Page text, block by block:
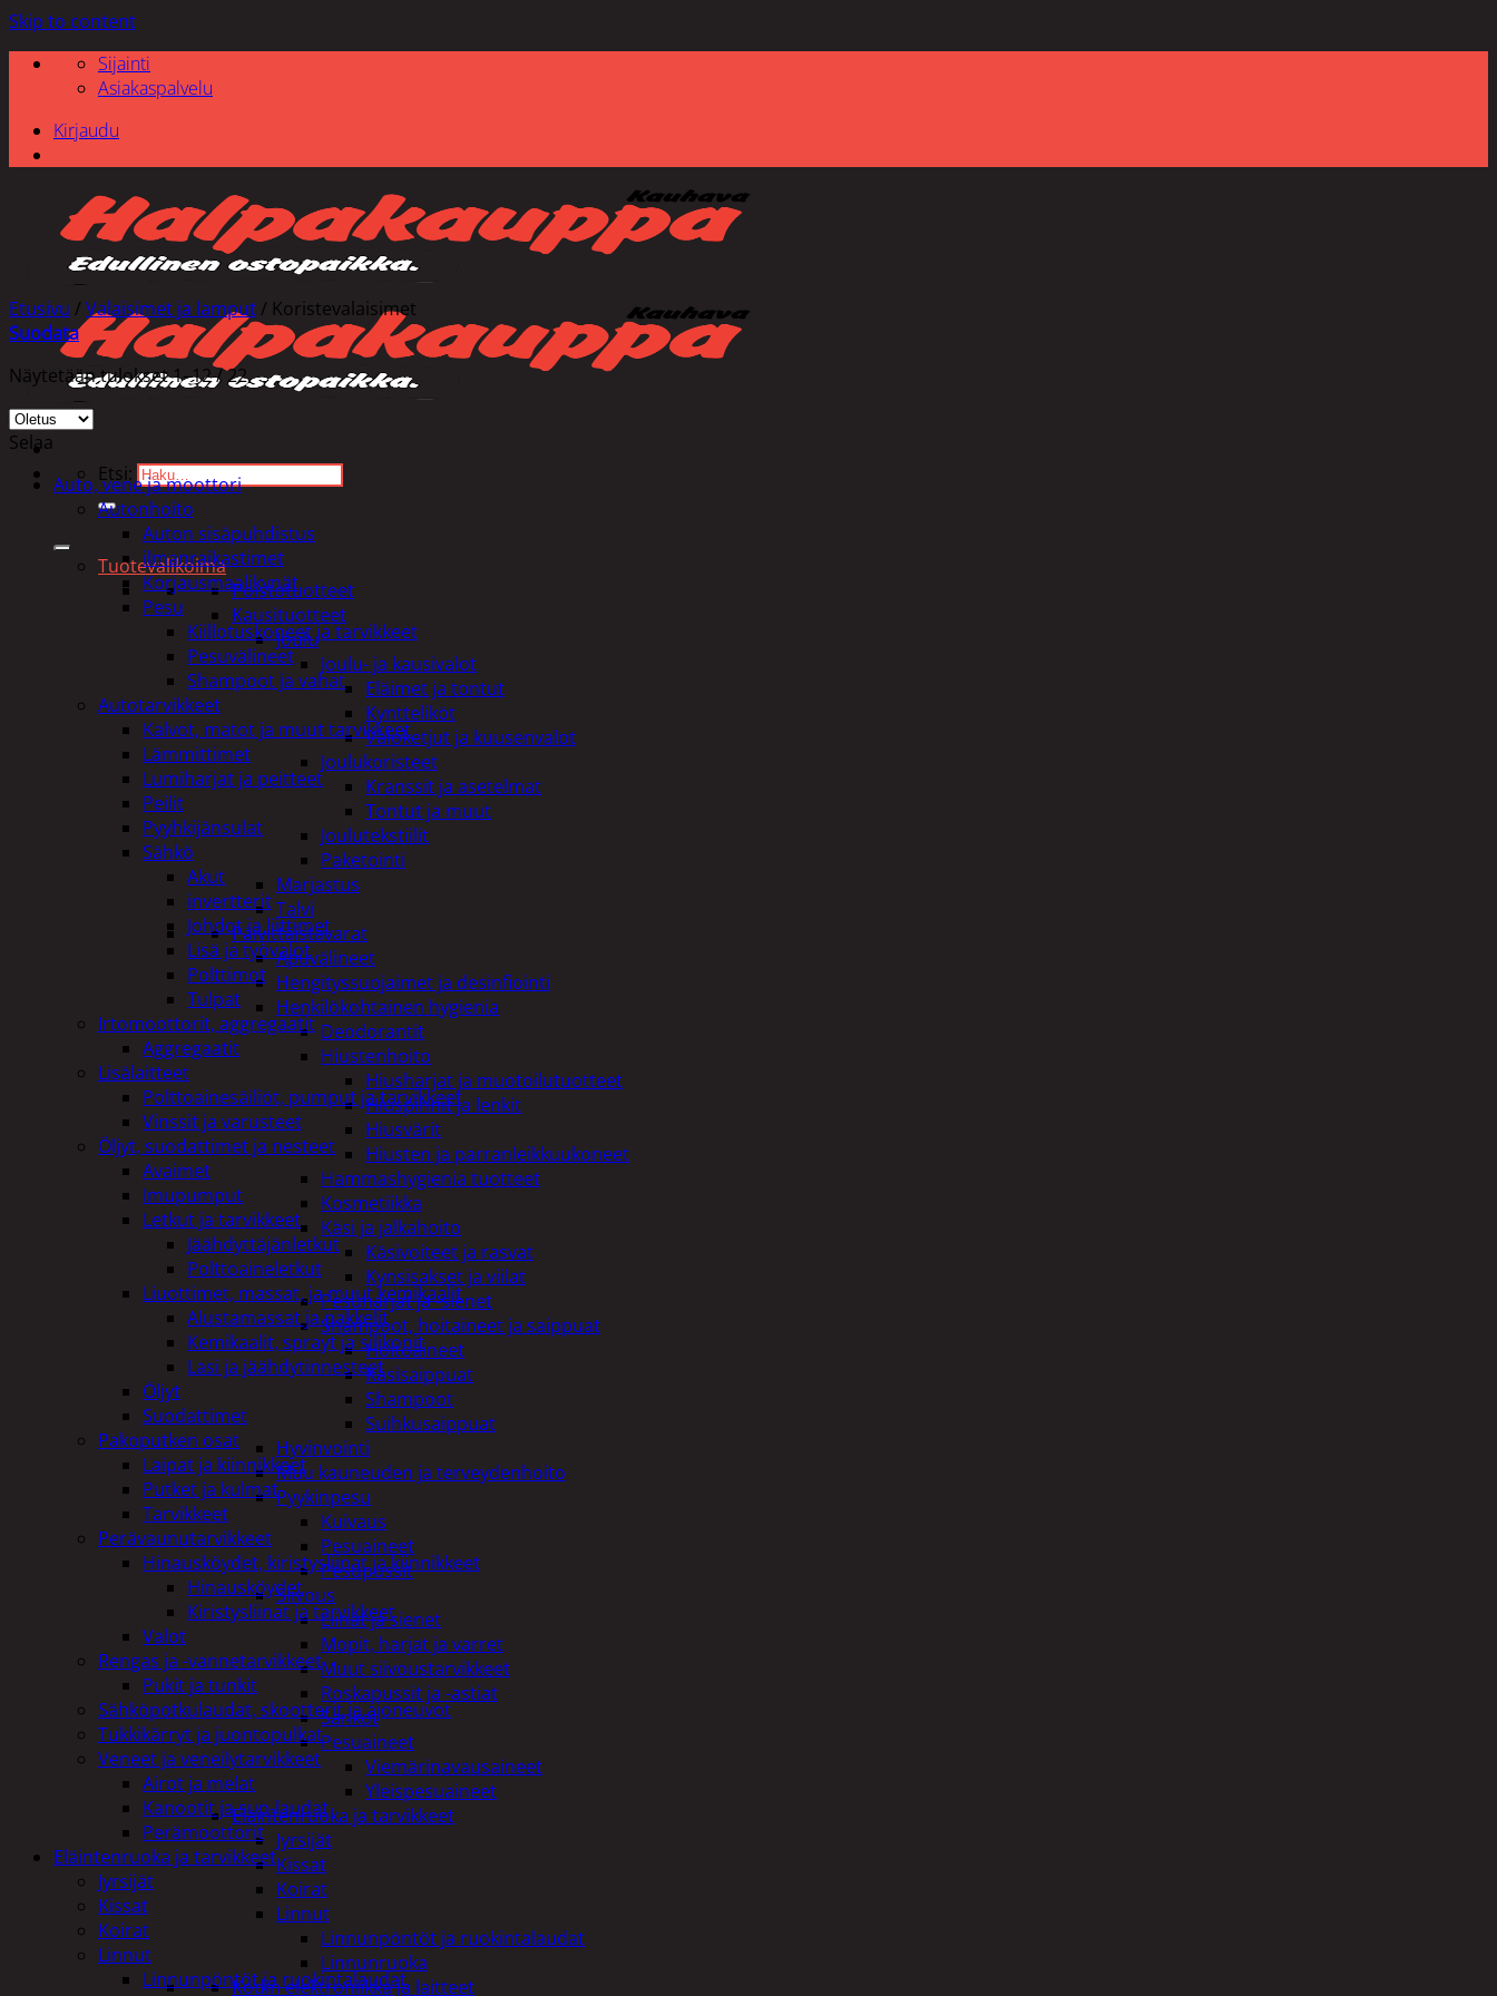
Skip to content
Sijainti
Asiakaspalvelu
Kirjaudu
Etsi:
Tuotevalikoima
Poistotuotteet
Kausituotteet
Joulu
Joulu- ja kausivalot
Eläimet ja tontut
Kyntteliköt
Valoketjut ja kuusenvalot
Joulukoristeet
Kranssit ja asetelmat
Tontut ja muut
Joulutekstiilit
Paketointi
Marjastus
Talvi
Päivittäistavarat
Apuvälineet
Hengityssuojaimet ja desinfiointi
Henkilökohtainen hygienia
Deodorantit
Hiustenhoito
Hiusharjat ja muotoilutuotteet
Hiuspinnit ja lenkit
Hiusvärit
Hiusten ja parranleikkuukoneet
Hammashygienia tuotteet
Kosmetiikka
Käsi ja jalkahoito
Käsivoiteet ja rasvat
Kynsisakset ja viilat
Pesuharjat ja -sienet
Shampoot, hoitaineet ja saippuat
Hoitoaineet
Käsisaippuat
Shampoot
Suihkusaippuat
Hyvinvointi
Muu kauneuden ja terveydenhoito
Pyykinpesu
Kuivaus
Pesuaineet
Pesupussit
Siivous
Liinat ja sienet
Mopit, harjat ja varret
Muut siivoustarvikkeet
Roskapussit ja -astiat
Sankot
Pesuaineet
Viemärinavausaineet
Yleispesuaineet
Eläintenruoka ja tarvikkeet
Jyrsijät
Kissat
Koirat
Linnut
Linnunpöntöt ja ruokintalaudat
Linnunruoka
Kodin elektroniikka ja laitteet
Etusivu / Valaisimet ja lamput / Koristevalaisimet
Suodata
Näytetään tulokset 1–12 / 22
Selaa
Auto, vene ja moottori
Autonhoito
Auton sisäpuhdistus
ilmanraikastimet
Korjausmaalikynät
Pesu
Kiillotuskoneet ja tarvikkeet
Pesuvälineet
Shampoot ja vahat
Autotarvikkeet
Kalvot, matot ja muut tarvikkeet
Lämmittimet
Lumiharjat ja peitteet
Peilit
Pyyhkijänsulat
Sähkö
Akut
invertterit
Johdot ja liittimet
Lisä ja työvalot
Polttimot
Tulpat
Irtomoottorit, aggregaatit
Aggregaatit
Lisälaitteet
Polttoainesäiliöt, pumput ja tarvikkeet
Vinssit ja varusteet
Öljyt, suodattimet ja nesteet
Avaimet
Imupumput
Letkut ja tarvikkeet
Jäähdyttäjänletkut
Polttoaineletkut
Liuottimet, massat, ja muut kemikaalit
Alustamassat ja pakkelit
Kemikaalit, sprayt ja silikonit
Lasi ja jäähdytinnesteet
Öljyt
Suodattimet
Pakoputken osat
Laipat ja kiinnikkeet
Putket ja kulmat
Tarvikkeet
Perävaunutarvikkeet
Hinausköydet, kiristysliinat ja kiinnikkeet
Hinausköydet
Kiristysliinat ja tarvikkeet
Valot
Rengas ja -vannetarvikkeet
Pukit ja tunkit
Sähköpotkulaudat, skootterit ja ajoneuvot
Tukkikärryt ja juontopulkat
Veneet ja veneilytarvikkeet
Airot ja melat
Kanootit ja sup-laudat
Perämoottorit
Eläintenruoka ja tarvikkeet
Jyrsijät
Kissat
Koirat
Linnut
Linnunpöntöt ja ruokintalaudat